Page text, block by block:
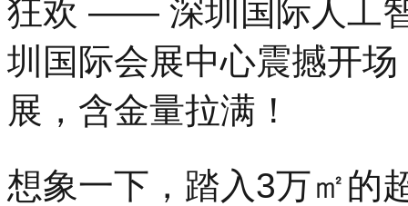
狂欢 —— 深圳国际人工
圳国际会展中心震撼开
展，含金量拉满！
想象一下，踏入3万㎡的